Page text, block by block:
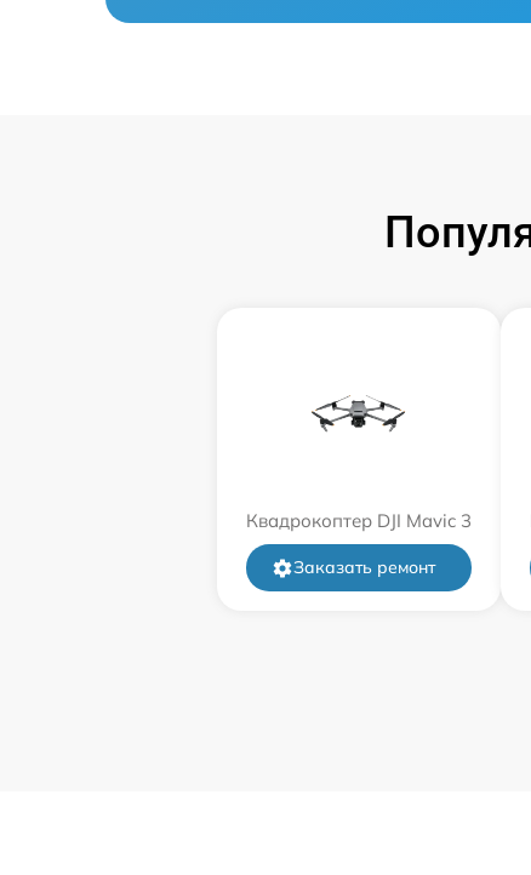
Квадрокоптер DJI Mavic 3
Заказать ремонт